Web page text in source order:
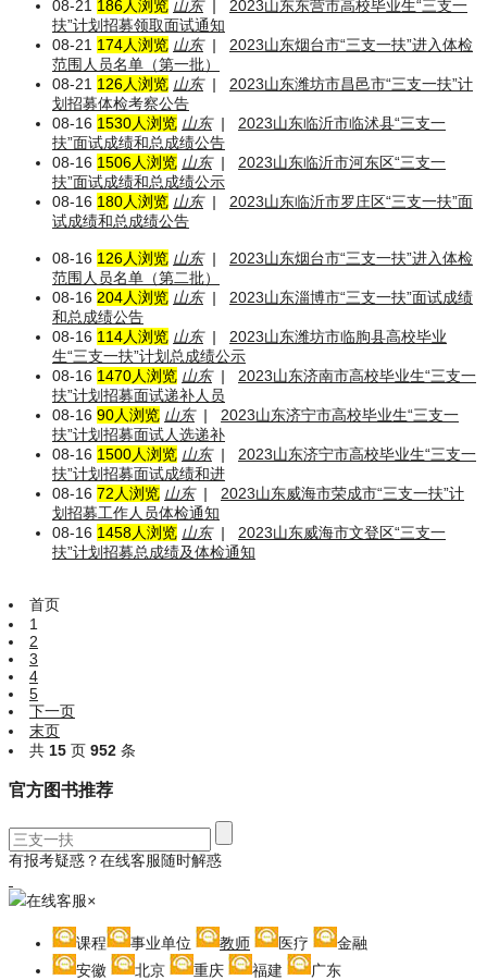
08-21 186人浏览 山东|
2023山东东营市高校毕业生“三支一
扶”计划招募领取面试通知
08-21 174人浏览 山东|
2023山东烟台市“三支一扶”进入体检
范围人员名单（第一批）
08-21 126人浏览 山东|
2023山东潍坊市昌邑市“三支一扶”计
划招募体检考察公告
08-16 1530人浏览 山东|
2023山东临沂市临沭县“三支一
扶”面试成绩和总成绩公告
08-16 1506人浏览 山东|
2023山东临沂市河东区“三支一
扶”面试成绩和总成绩公示
08-16 180人浏览 山东|
2023山东临沂市罗庄区“三支一扶”面
试成绩和总成绩公告
08-16 126人浏览 山东|
2023山东烟台市“三支一扶”进入体检
范围人员名单（第二批）
08-16 204人浏览 山东|
2023山东淄博市“三支一扶”面试成绩
和总成绩公告
08-16 114人浏览 山东|
2023山东潍坊市临朐县高校毕业
生“三支一扶”计划总成绩公示
08-16 1470人浏览 山东|
2023山东济南市高校毕业生“三支一
扶”计划招募面试递补人员
08-16 90人浏览 山东|
2023山东济宁市高校毕业生“三支一
扶”计划招募面试人选递补
08-16 1500人浏览 山东|
2023山东济宁市高校毕业生“三支一
扶”计划招募面试成绩和进
08-16 72人浏览 山东|
2023山东威海市荣成市“三支一扶”计
划招募工作人员体检通知
08-16 1458人浏览 山东|
2023山东威海市文登区“三支一
扶”计划招募总成绩及体检通知
首页
1
2
3
4
5
下一页
末页
共 15 页 952 条
官方图书推荐
有报考疑惑？在线客服随时解惑
在线客服×
课程 事业单位 教师 医疗
金融
安徽
北京 重庆 福建
广东